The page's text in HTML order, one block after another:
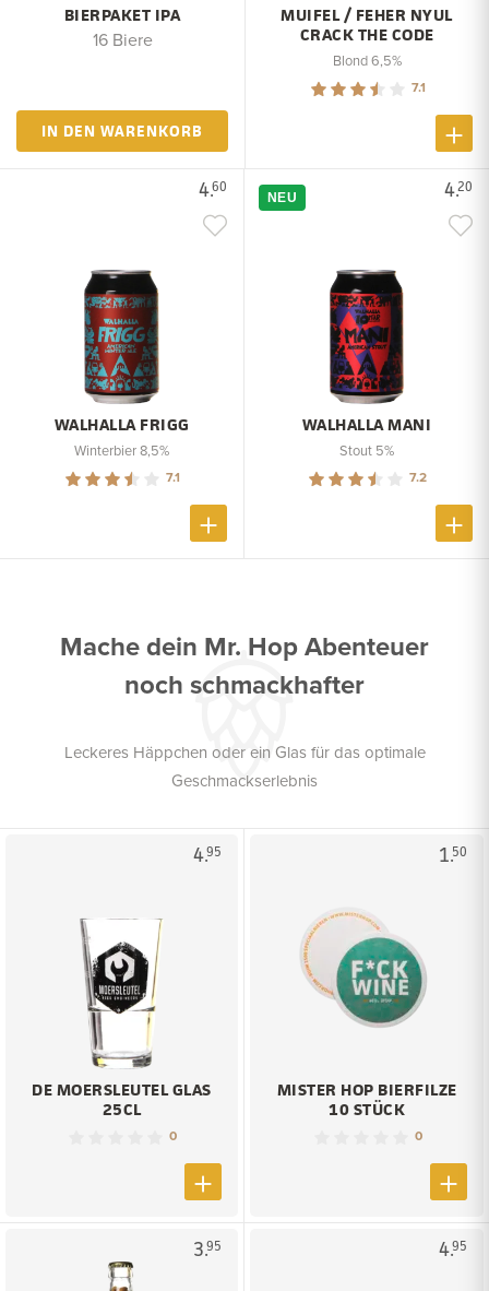
BIERPAKET IPA
16 Biere
IN DEN WARENKORB
MUIFEL / FEHER NYUL
CRACK THE CODE
Blond 6,5%
7.1
4.60
WALHALLA FRIGG
Winterbier 8,5%
7.1
4.20
NEU
WALHALLA MANI
Stout 5%
7.2
Mache dein Mr. Hop Abenteuer
noch schmackhafter
Leckeres Häppchen oder ein Glas für das optimale
Geschmackserlebnis
4.95
DE MOERSLEUTEL GLAS
25CL
0
1.50
MISTER HOP BIERFILZE
10 STÜCK
0
3.95 4.95